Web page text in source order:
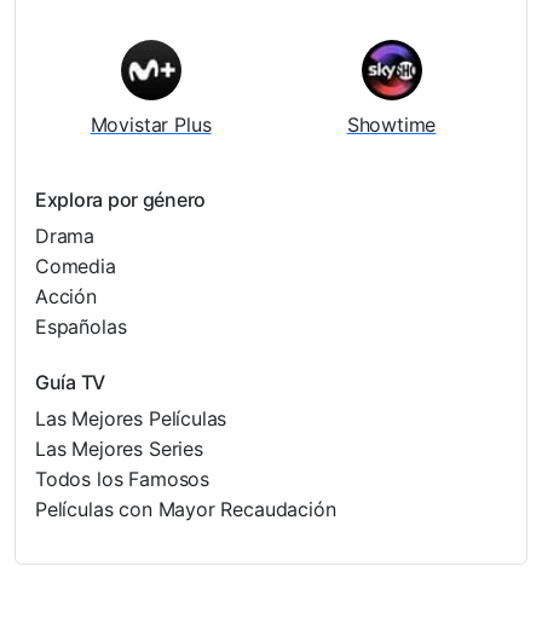
Movistar Plus Showtime
Explora por género
Drama
Comedia
Acción
Españolas
Guía TV
Las Mejores Películas
Las Mejores Series
Todos los Famosos
Películas con Mayor Recaudación